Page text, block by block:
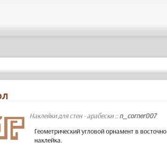
Наклейки для стен - арабески ::n_corner007
Геометрический угловой орнамент в
наклейка.